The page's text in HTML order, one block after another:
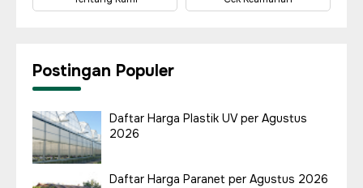
Postingan Populer
Daftar Harga Plastik UV per Agustus
2026
Daftar Harga Paranet per Agustus 2026